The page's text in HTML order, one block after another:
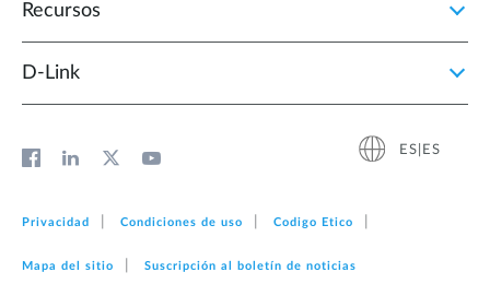
Recursos
D‑Link
ES|ES
Privacidad Condiciones de uso Codigo Etico
Mapa del sitio Suscripción al boletín de noticias